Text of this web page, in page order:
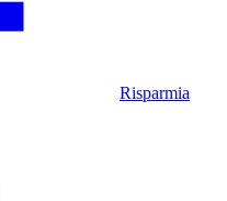
Risparmia